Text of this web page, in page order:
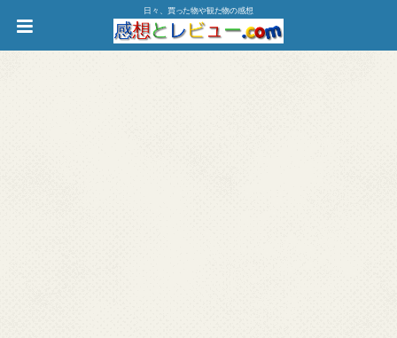
日々、買った物や観た物の感想